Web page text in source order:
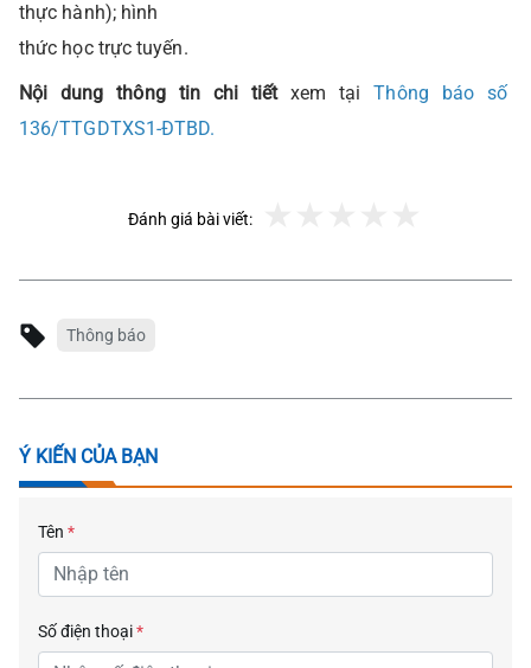
thực hành); hình
thức học trực tuyến.
Nội dung thông tin chi tiếtxem tạiThông báo số
136/TTGDTXS1-ĐTBD.
Đánh giá bài viết:
Thông báo
Ý KIẾN CỦA BẠN
Tên *
Số điện thoại*